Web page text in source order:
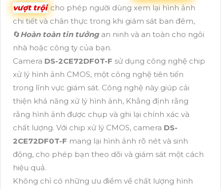
vượt trội cho phép người dùng xem lại hình ảnh
chi tiết và chân thực trong khi giám sát ban đêm,
🔄Hoàn toàn tin tưởngan ninh và an toàn cho ngôi
nhà hoặc công ty của bạn.
Camera DS-2CE72DF0T-F sử dụng công nghệ chip
xử lý hình ảnh CMOS, một công nghệ tiên tiến
trong lĩnh vực giám sát. Công nghệ này giúp cải
thiện khả năng xử lý hình ảnh, Khẳng định rằng
rằng hình ảnh được chụp và ghi lại chính xác và
chất lượng. Với chip xử lý CMOS, camera DS-
2CE72DF0T-F mang lại hình ảnh rõ nét và sinh
động, cho phép bạn theo dõi và giám sát một cách
hiệu quả.
Không chỉ có những ưu điểm về chất lượng hình